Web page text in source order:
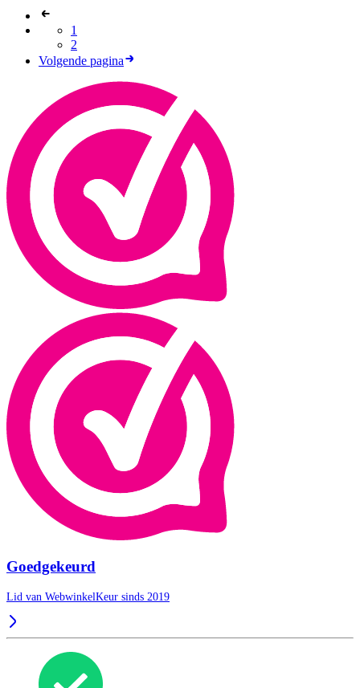
1
2
Volgende pagina
Goedgekeurd
Lid van WebwinkelKeur sinds 2019